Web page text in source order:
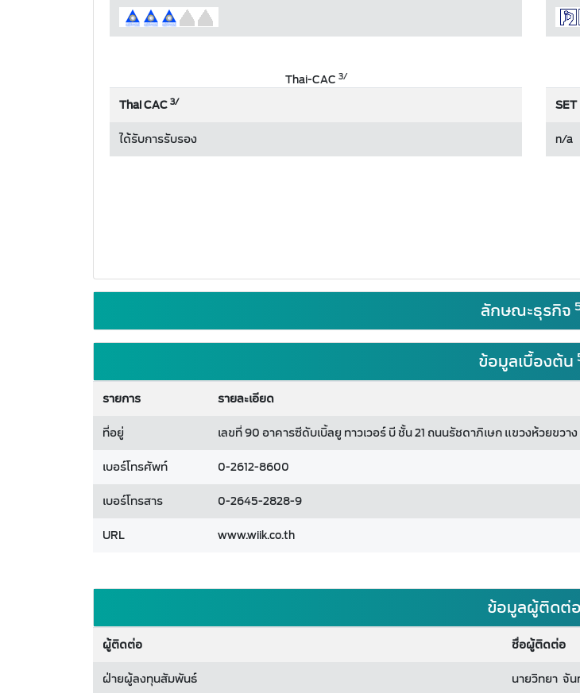
Thai-CAC 3/
Thai CAC3/
ได้รับการรับรอง
n/a
ลักษณะธุรกิจ
ข้อมูลเบื้องต้น
รายการ
รายละเอียด
ที่อยู่
เลขที่ 90 อาคารซีดับเบิ้ลยู ทาวเวอร์ บี ชั้น 21 ถนนรัชดาภิเษก แขวงห้วยขวา
เบอร์โทรศัพท์
0-2612-8600
เบอร์โทรสาร
0-2645-2828-9
URL
www.wiik.co.th
ข้อมูลผู้ติดต่อ
ผู้ติดต่อ
ชื่อผู้ติดต่อ
ฝ่ายผู้ลงทุนสัมพันธ์
นายวิทยา จัน